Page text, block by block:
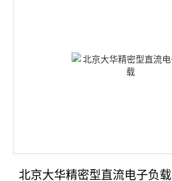
北京大华精密型直流电子负载